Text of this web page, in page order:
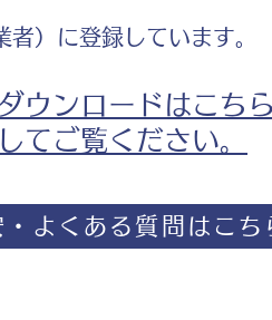
）に登録しています。
ウンロードはこち
てご覧ください。
よくある質問はこち